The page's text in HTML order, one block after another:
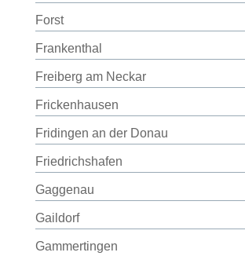
Forst
Frankenthal
Freiberg am Neckar
Frickenhausen
Fridingen an der Donau
Friedrichshafen
Gaggenau
Gaildorf
Gammertingen